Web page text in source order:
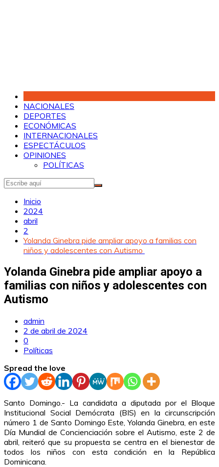
NACIONALES
DEPORTES
ECONÓMICAS
INTERNACIONALES
ESPECTÁCULOS
OPINIONES
POLÍTICAS
Inicio
2024
abril
2
Yolanda Ginebra pide ampliar apoyo a familias con
niños y adolescentes con Autismo
Yolanda Ginebra pide ampliar apoyo a
familias con niños y adolescentes con
Autismo
admin
2 de abril de 2024
0
Políticas
Spread the love
Santo Domingo.- La candidata a diputada por el Bloque
Institucional Social Demócrata (BIS) en la circunscripción
número 1 de Santo Domingo Este, Yolanda Ginebra, en este
Día Mundial de Concienciación sobre el Autismo, este 2 de
abril, reiteró que su propuesta se centra en el bienestar de
todos los niños con esta condición en la República
Dominicana.